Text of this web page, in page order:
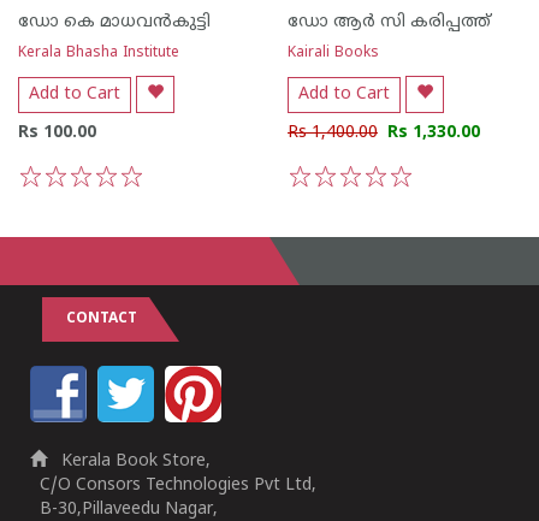
ഡോ കെ മാധവ‌ന്‍കുട്ടി
Kerala Bhasha Institute
Add to Cart
Rs 100.00
ഡോ ആര്‍ സി കരിപ്പത്ത്
Kairali Books
Add to Cart
Rs 1,400.00 Rs 1,330.00
CONTACT
Kerala Book Store,
C/O Consors Technologies Pvt Ltd,
B-30,Pillaveedu Nagar,